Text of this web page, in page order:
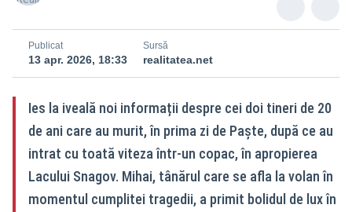
Publicat
13 apr. 2026, 18:33
Sursă
realitatea.net
Ies la iveală noi informații despre cei doi tineri de 20
de ani care au murit, în prima zi de Paște, după ce au
intrat cu toată viteza într-un copac, în apropierea
Lacului Snagov. Mihai, tânărul care se afla la volan în
momentul cumplitei tragedii, a primit bolidul de lux în